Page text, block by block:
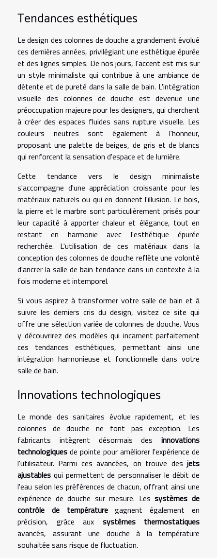
Tendances esthétiques
Le design des colonnes de douche a grandement évolué
ces dernières années, privilégiant une esthétique épurée
et des lignes simples. De nos jours, l'accent est mis sur
un style minimaliste qui contribue à une ambiance de
détente et de pureté dans la salle de bain. L'intégration
visuelle des colonnes de douche est devenue une
préoccupation majeure pour les designers, qui cherchent
à créer des espaces fluides sans rupture visuelle. Les
couleurs neutres sont également à l'honneur,
proposant une palette de beiges, de gris et de blancs
qui renforcent la sensation d'espace et de lumière.
Cette tendance vers le design minimaliste
s'accompagne d'une appréciation croissante pour les
matériaux naturels ou qui en donnent l'illusion. Le bois,
la pierre et le marbre sont particulièrement prisés pour
leur capacité à apporter chaleur et élégance, tout en
restant en harmonie avec l'esthétique épurée
recherchée. L'utilisation de ces matériaux dans la
conception des colonnes de douche reflète une volonté
d'ancrer la salle de bain tendance dans un contexte à la
fois moderne et intemporel.
Si vous aspirez à transformer votre salle de bain et à
suivre les derniers cris du design, visitez ce site qui
offre une sélection variée de colonnes de douche. Vous
y découvrirez des modèles qui incarnent parfaitement
ces tendances esthétiques, permettant ainsi une
intégration harmonieuse et fonctionnelle dans votre
salle de bain.
Innovations technologiques
Le monde des sanitaires évolue rapidement, et les
colonnes de douche ne font pas exception. Les
fabricants intègrent désormais des innovations
technologiques de pointe pour améliorer l'expérience de
l'utilisateur. Parmi ces avancées, on trouve des jets
ajustables qui permettent de personnaliser le débit de
l'eau selon les préférences de chacun, offrant ainsi une
expérience de douche sur mesure. Lessystèmes de
contrôle de températuregagnent également en
précision, grâce aux systèmes thermostatiques
avancés, assurant une douche à la température
souhaitée sans risque de fluctuation.